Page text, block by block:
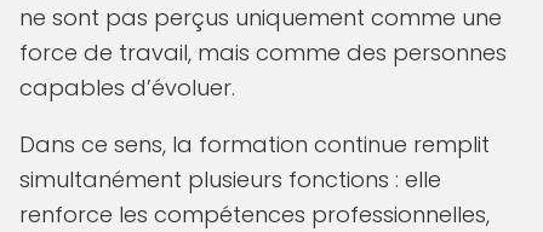
ne sont pas perçus uniquement comme une
force de travail, mais comme des personnes
capables d’évoluer.
Dans ce sens, la formation continue remplit
simultanément plusieurs fonctions : elle
renforce les compétences professionnelles,